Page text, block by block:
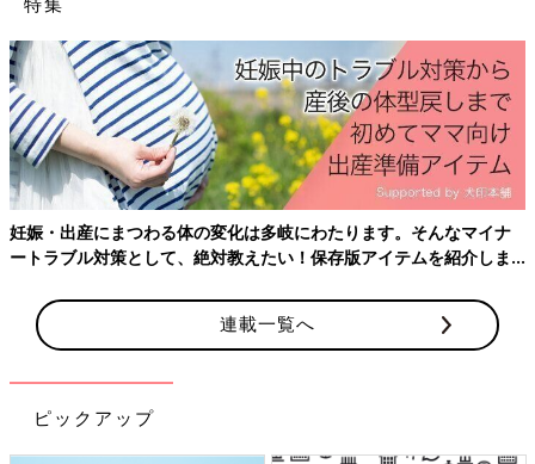
Amazonで購入する
Amazonで購入する（ハンディサイズ）
妊娠・出産にまつわる体の変化は多岐にわたります。そんなマイナ
ートラブル対策として、絶対教えたい！保存版アイテムを紹介しま
連載一覧へ
ピックアップ